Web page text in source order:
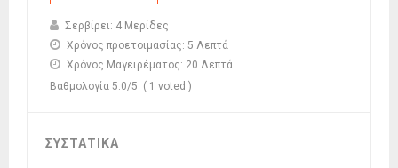
Σερβίρει: 4 Μερίδες
Χρόνος προετοιμασίας: 5 Λεπτά
Χρόνος Μαγειρέματος: 20 Λεπτά
Βαθμολογία 5.0/5 ( 1 voted )
ΣΥΣΤΑΤΙΚΑ